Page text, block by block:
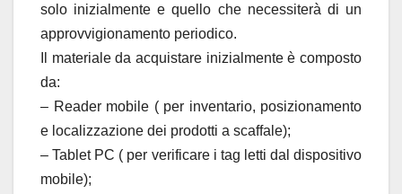
solo inizialmente e quello che necessiterà di un
approvvigionamento periodico.
Il materiale da acquistare inizialmente è composto
da:
– Reader mobile ( per inventario, posizionamento
e localizzazione dei prodotti a scaffale);
– Tablet PC ( per verificare i tag letti dal dispositivo
mobile);